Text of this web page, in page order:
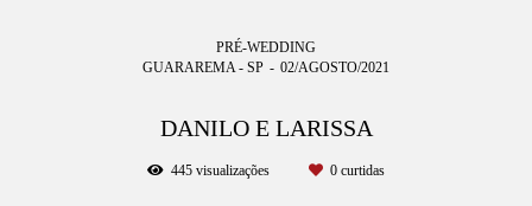
PRÉ-WEDDING
GUARAREMA - SP
02/AGOSTO/2021
DANILO E LARISSA
445 visualizações 0 curtidas